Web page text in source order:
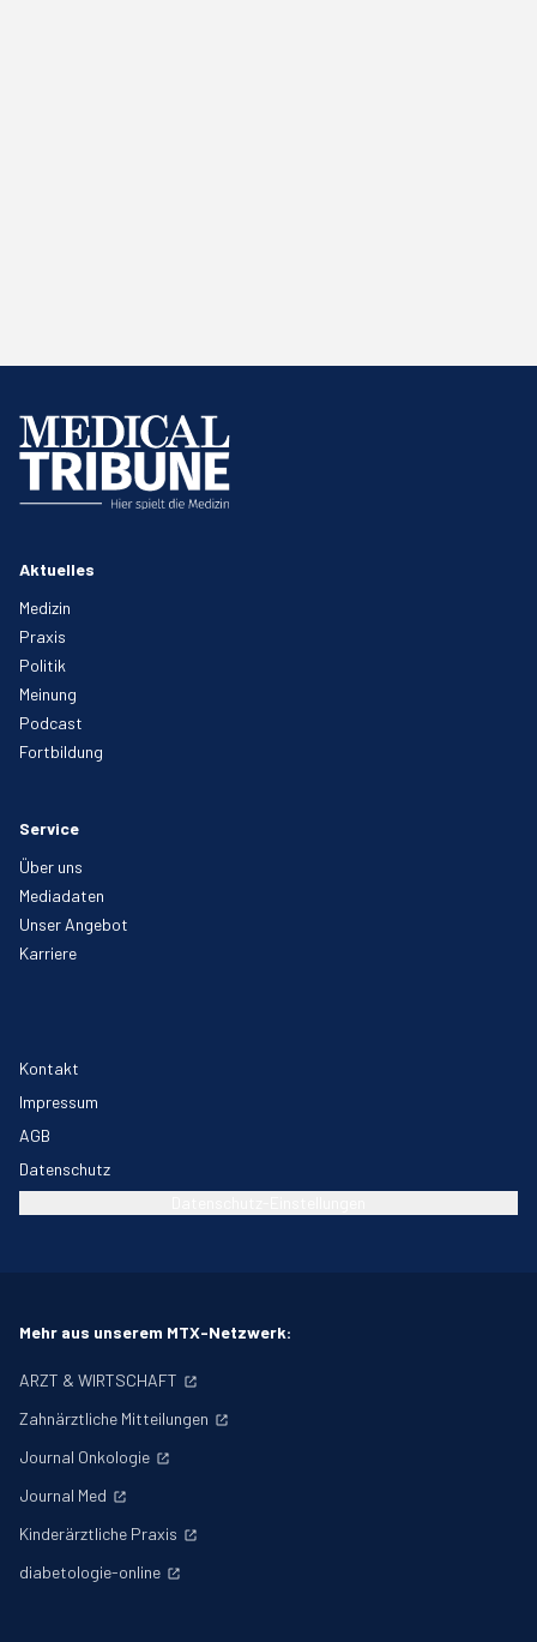
Aktuelles
Medizin
Praxis
Politik
Meinung
Podcast
Fortbildung
Service
Über uns
Mediadaten
Unser Angebot
Karriere
Kontakt
Impressum
AGB
Datenschutz
Mehr aus unserem MTX-Netzwerk:
ARZT & WIRTSCHAFT
Zahnärztliche Mitteilungen
Journal Onkologie
Journal Med
Kinderärztliche Praxis
diabetologie-online